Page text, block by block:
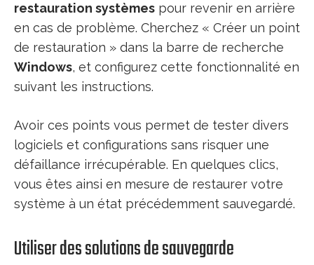
restauration systèmes pour revenir en arrière
en cas de problème. Cherchez « Créer un point
de restauration » dans la barre de recherche
Windows, et configurez cette fonctionnalité en
suivant les instructions.
Avoir ces points vous permet de tester divers
logiciels et configurations sans risquer une
défaillance irrécupérable. En quelques clics,
vous êtes ainsi en mesure de restaurer votre
système à un état précédemment sauvegardé.
Utiliser des solutions de sauvegarde